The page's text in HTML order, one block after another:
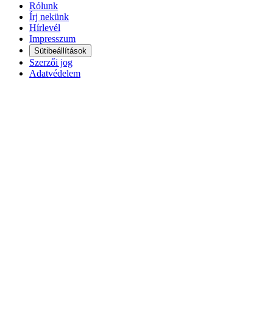
Rólunk
Írj nekünk
Hírlevél
Impresszum
Sütibeállítások
Szerzői jog
Adatvédelem